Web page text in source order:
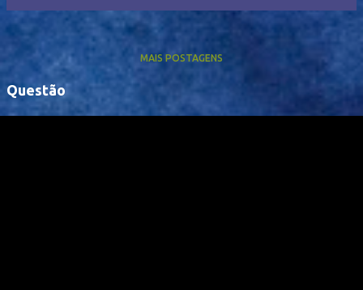
MAIS POSTAGENS
Questão